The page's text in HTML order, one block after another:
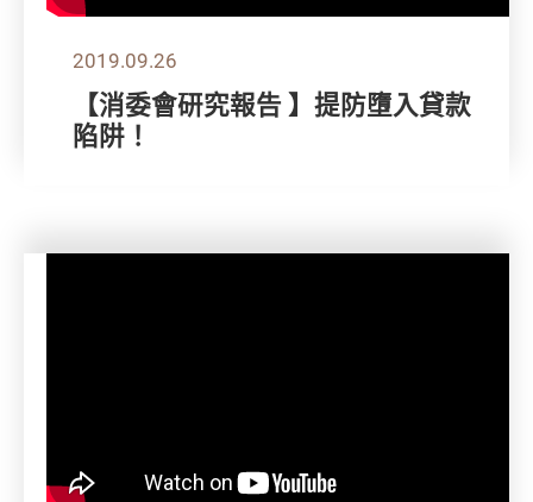
2019.09.26
【消委會研究報告 】提防墮入貸款
陷阱！